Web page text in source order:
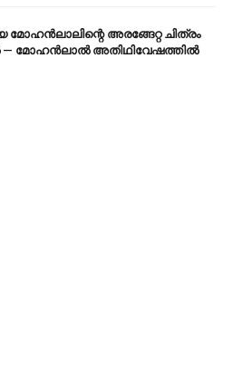
മോഹൻലാലിന്റെ അരങ്ങേറ്റ ചിത്രം
— മോഹൻലാൽ അതിഥിവേഷത്തിൽ